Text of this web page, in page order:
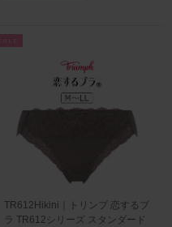
SALE
TR612Hikini｜トリンプ 恋するブ
ラ TR612シリーズ スタンダード